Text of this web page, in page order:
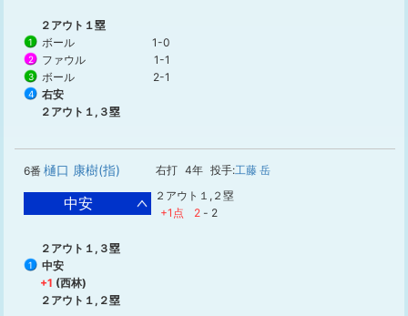
２アウト１塁
1 ボール 1-0
2 ファウル 1-1
3 ボール 2-1
4
右安
２アウト１,３塁
6番 樋口 康樹(指) 右打 4年 投手:工藤 岳
中安
２アウト１,２塁
+1点
2 - 2
２アウト１,３塁
1
中安
+1 (西林)
２アウト１,２塁